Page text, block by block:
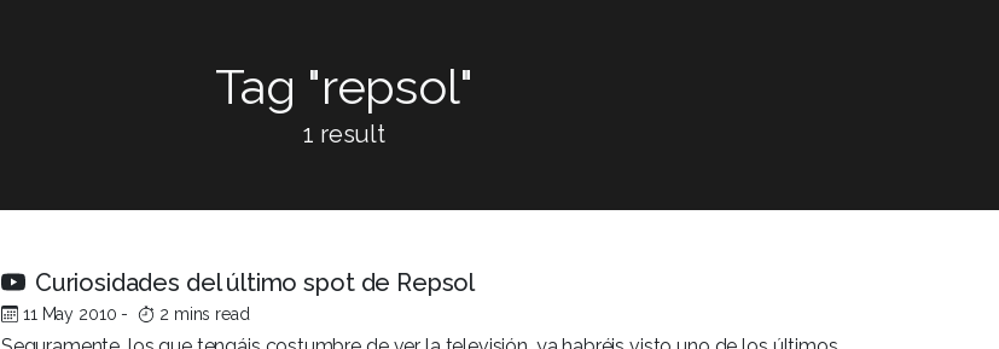
Tag "repsol"
1 result
Curiosidades del último spot de Repsol
11 May 2010 - 2 mins read